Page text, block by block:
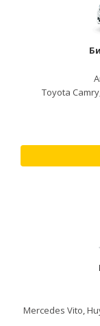
Toyota
Mercedes Vito,